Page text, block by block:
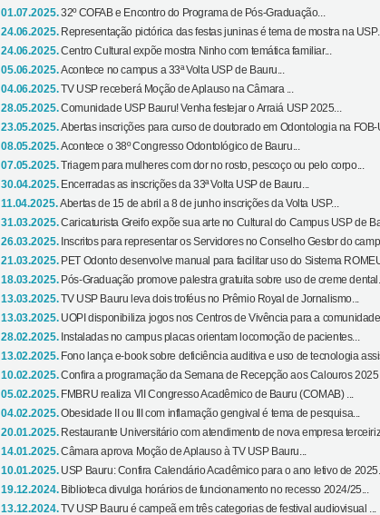
01.07.2025.32º COFAB e Encontro do Programa de Pós-Graduação...
24.06.2025. Representação pictórica das festas juninas é tema de mostra na USP...
24.06.2025.Centro Cultural expõe mostra Ninho com temática familiar...
05.06.2025.Acontece no campus a 33ª Volta USP de Bauru...
04.06.2025.TV USP receberá Moção de Aplauso na Câmara ...
28.05.2025.Comunidade USP Bauru! Venha festejar o Arraiá USP 2025...
23.05.2025.Abertas inscrições para curso de doutorado em Odontologia na FOB-
08.05.2025.Acontece o 38º Congresso Odontológico de Bauru...
07.05.2025.Triagem para mulheres com dor no rosto, pescoço ou pelo corpo...
30.04.2025. Encerradas as inscrições da 33ª Volta USP de Bauru...
11.04.2025.Abertas de 15 de abril a 8 de junho inscrições da Volta USP...
31.03.2025.Caricaturista Greifo expõe sua arte no Cultural do Campus USP de
26.03.2025. Inscritos para representar os Servidores no Conselho Gestor do
21.03.2025. PET Odonto desenvolve manual para facilitar uso do Sistema
18.03.2025. Pós-Graduação promove palestra gratuita sobre uso de creme dental...
13.03.2025.TV USP Bauru leva dois troféus no Prêmio Royal de Jornalismo...
13.03.2025. UOPI disponibiliza jogos nos Centros de Vivência para a comunidade
28.02.2025. Instaladas no campus placas orientam locomoção de pacientes...
13.02.2025. Fono lança e-book sobre deficiência auditiva e uso de tecnologia
10.02.2025.Confira a programação da Semana de Recepção aos Calouros 2025...
05.02.2025. FMBRU realiza VII Congresso Acadêmico de Bauru (COMAB) ...
04.02.2025.Obesidade II ou III com inflamação gengival é tema de pesquisa...
20.01.2025. Restaurante Universitário com atendimento de nova empresa
14.01.2025.Câmara aprova Moção de Aplauso à TV USP Bauru...
10.01.2025. USP Bauru: Confira Calendário Acadêmico para o ano letivo de 2025...
19.12.2024. Biblioteca divulga horários de funcionamento no recesso 2024/25...
13.12.2024.TV USP Bauru é campeã em três categorias de festival audiovisual ...